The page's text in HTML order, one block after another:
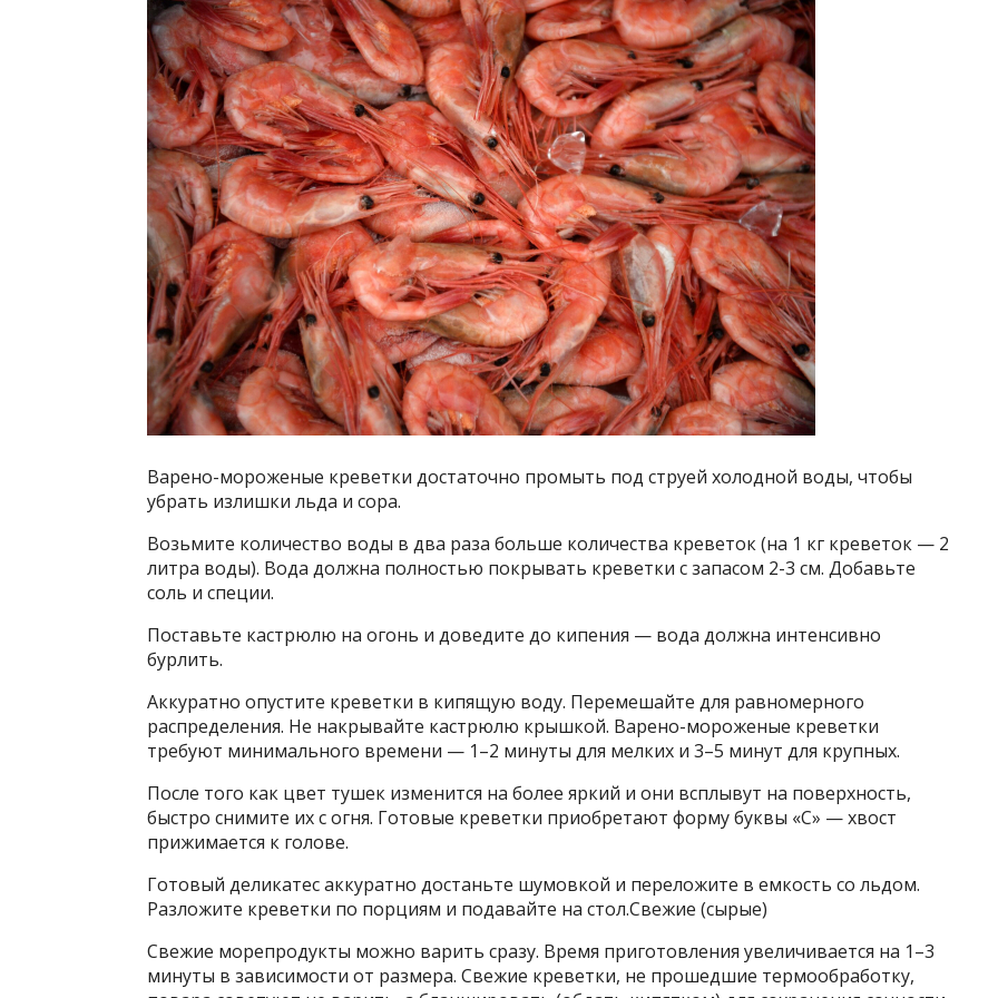
Варено-мороженые креветки достаточно промыть под струей холодной воды, чтобы
убрать излишки льда и сора.
Возьмите количество воды в два раза больше количества креветок (на 1 кг креветок — 2
литра воды). Вода должна полностью покрывать креветки с запасом 2-3 см. Добавьте
соль и специи.
Поставьте кастрюлю на огонь и доведите до кипения — вода должна интенсивно
бурлить.
Аккуратно опустите креветки в кипящую воду. Перемешайте для равномерного
распределения. Не накрывайте кастрюлю крышкой. Варено-мороженые креветки
требуют минимального времени — 1–2 минуты для мелких и 3–5 минут для крупных.
После того как цвет тушек изменится на более яркий и они всплывут на поверхность,
быстро снимите их с огня. Готовые креветки приобретают форму буквы «С» — хвост
прижимается к голове.
Готовый деликатес аккуратно достаньте шумовкой и переложите в емкость со льдом.
Разложите креветки по порциям и подавайте на стол.Свежие (сырые)
Свежие морепродукты можно варить сразу. Время приготовления увеличивается на 1–3
минуты в зависимости от размера. Свежие креветки, не прошедшие термообработку,